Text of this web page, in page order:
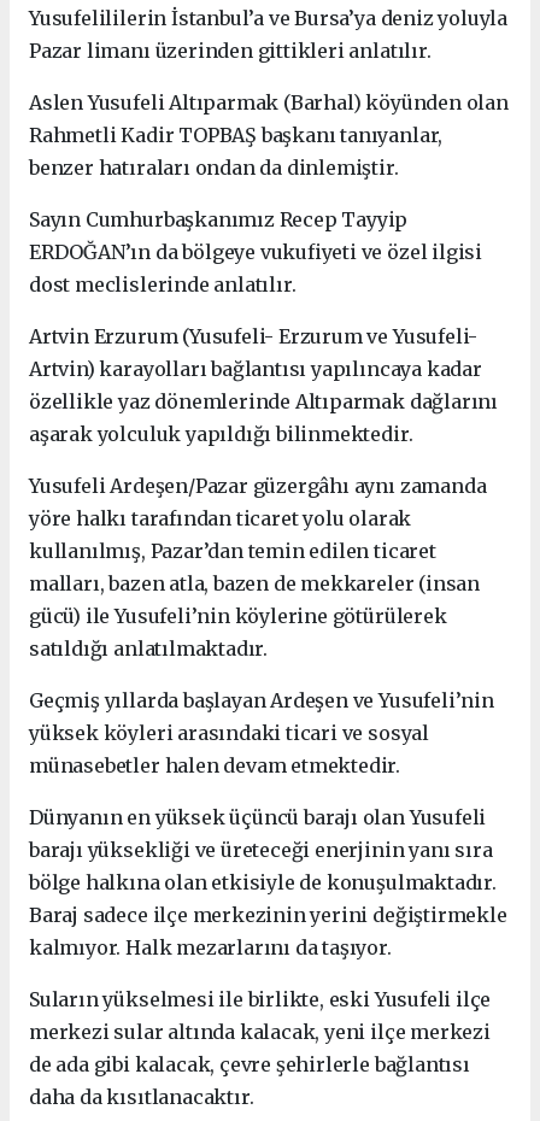
Yusufelililerin İstanbul’a ve Bursa’ya deniz yoluyla
Pazar limanı üzerinden gittikleri anlatılır.
Aslen Yusufeli Altıparmak (Barhal) köyünden olan
Rahmetli Kadir TOPBAŞ başkanı tanıyanlar,
benzer hatıraları ondan da dinlemiştir.
Sayın Cumhurbaşkanımız Recep Tayyip
ERDOĞAN’ın da bölgeye vukufiyeti ve özel ilgisi
dost meclislerinde anlatılır.
Artvin Erzurum (Yusufeli- Erzurum ve Yusufeli-
Artvin) karayolları bağlantısı yapılıncaya kadar
özellikle yaz dönemlerinde Altıparmak dağlarını
aşarak yolculuk yapıldığı bilinmektedir.
Yusufeli Ardeşen/Pazar güzergâhı aynı zamanda
yöre halkı tarafından ticaret yolu olarak
kullanılmış, Pazar’dan temin edilen ticaret
malları, bazen atla, bazen de mekkareler (insan
gücü) ile Yusufeli’nin köylerine götürülerek
satıldığı anlatılmaktadır.
Geçmiş yıllarda başlayan Ardeşen ve Yusufeli’nin
yüksek köyleri arasındaki ticari ve sosyal
münasebetler halen devam etmektedir.
Dünyanın en yüksek üçüncü barajı olan Yusufeli
barajı yüksekliği ve üreteceği enerjinin yanı sıra
bölge halkına olan etkisiyle de konuşulmaktadır.
Baraj sadece ilçe merkezinin yerini değiştirmekle
kalmıyor. Halk mezarlarını da taşıyor.
Suların yükselmesi ile birlikte, eski Yusufeli ilçe
merkezi sular altında kalacak, yeni ilçe merkezi
de ada gibi kalacak, çevre şehirlerle bağlantısı
daha da kısıtlanacaktır.